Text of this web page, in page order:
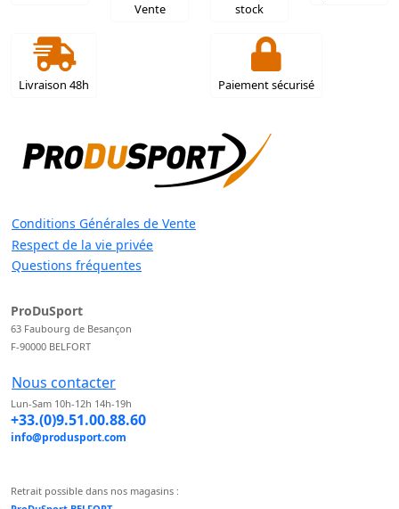
Vente
stock
Livraison 48h Paiement sécurisé
Conditions Générales de Vente
Respect de la vie privée
Questions fréquentes
ProDuSport
63 Faubourg de Besançon
F-90000 BELFORT
Nous contacter
Lun-Sam 10h-12h 14h-19h
+33.(0)9.51.00.88.60
info@produsport.com
Retrait possible dans nos magasins :